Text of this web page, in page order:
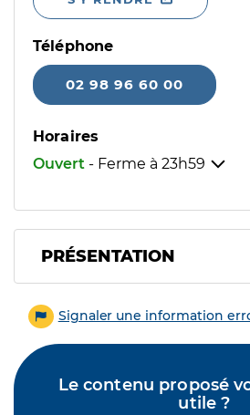
Téléphone
02 98 96 60 00
Horaires
Ouvert - Ferme à 23h59
PRÉSENTATION
Signaler une information
Le contenu proposé
utile ?